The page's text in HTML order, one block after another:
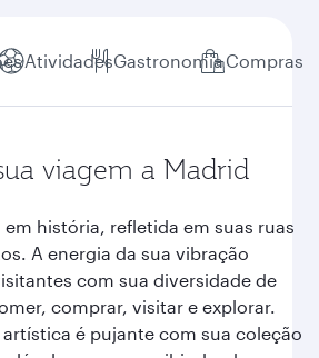
AtividadesGastronomiaCompras
viagem a Madrid
em história, refletida em suas ruas
A energia da sua vibração
com sua diversidade de
comprar, visitar e explorar.
é pujante com sua coleção